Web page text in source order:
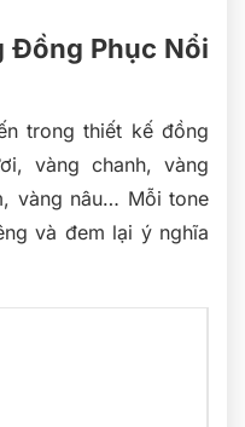
Đồng Phục Nổi
trong thiết kế đồng
vàng chanh, vàng
vàng nâu… Mỗi tone
và đem lại ý nghĩa